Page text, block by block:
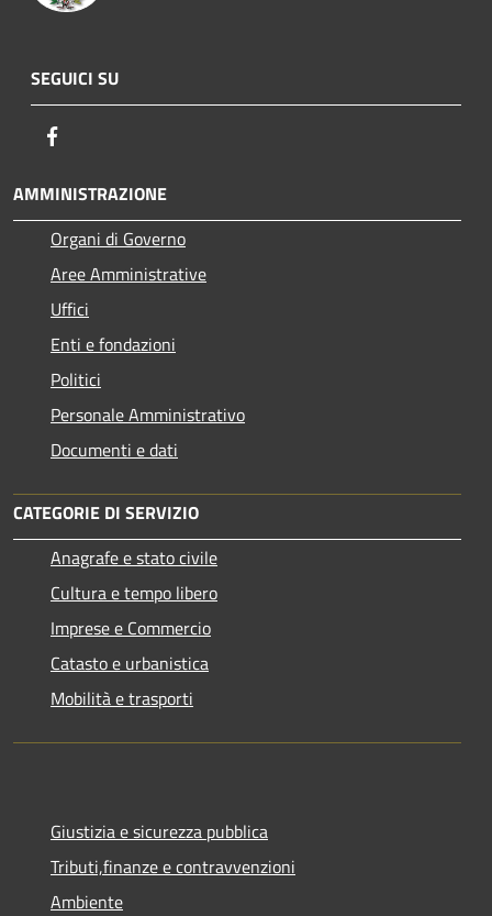
SEGUICI SU
AMMINISTRAZIONE
Organi di Governo
Aree Amministrative
Uffici
Enti e fondazioni
Politici
Personale Amministrativo
Documenti e dati
CATEGORIE DI SERVIZIO
Anagrafe e stato civile
Cultura e tempo libero
Imprese e Commercio
Catasto e urbanistica
Mobilità e trasporti
Giustizia e sicurezza pubblica
Tributi,finanze e contravvenzioni
Ambiente